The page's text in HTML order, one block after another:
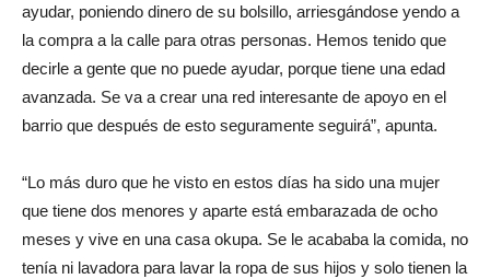
ayudar, poniendo dinero de su bolsillo, arriesgándose yendo a
la compra a la calle para otras personas. Hemos tenido que
decirle a gente que no puede ayudar, porque tiene una edad
avanzada. Se va a crear una red interesante de apoyo en el
barrio que después de esto seguramente seguirá”, apunta.
“Lo más duro que he visto en estos días ha sido una mujer
que tiene dos menores y aparte está embarazada de ocho
meses y vive en una casa okupa. Se le acababa la comida, no
tenía ni lavadora para lavar la ropa de sus hijos y solo tienen la